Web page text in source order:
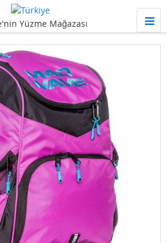
Yüzme Mağazası